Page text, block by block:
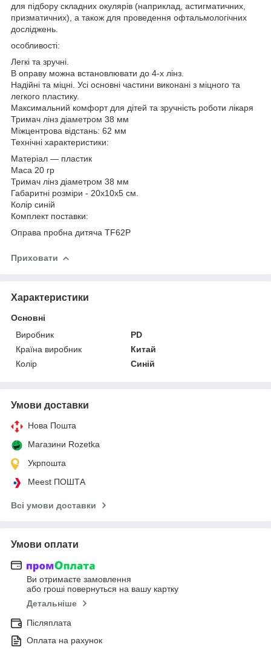
для підбору складних окулярів (наприклад, астигматичних,
призматичних), а також для проведення офтальмологічних
досліджень.
особливості:
Легкі та зручні.
В оправу можна встановлювати до 4-х лінз.
Надійні та міцні. Усі основні частини виконані з міцного та
легкого пластику.
Максимальний комфорт для дітей та зручність роботи лікаря
Тримач лінз діаметром 38 мм
Міжцентрова відстань: 62 мм
Технічні характеристики:
Матеріал ― пластик
Маса 20 гр
Тримач лінз діаметром 38 мм
Габаритні розміри - 20х10х5 см.
Колір синій
Комплект поставки:
Оправа пробна дитяча TF62P
Приховати
Характеристики
Основні
Виробник
PD
Країна виробник
Китай
Колір
Синій
Умови доставки
Нова Пошта
Магазини Rozetka
Укрпошта
Meest ПОШТА
Всі умови доставки
Умови оплати
Ви отримаєте замовлення
або гроші повернуться на вашу картку
Детальніше
Післяплата
Оплата на рахунок